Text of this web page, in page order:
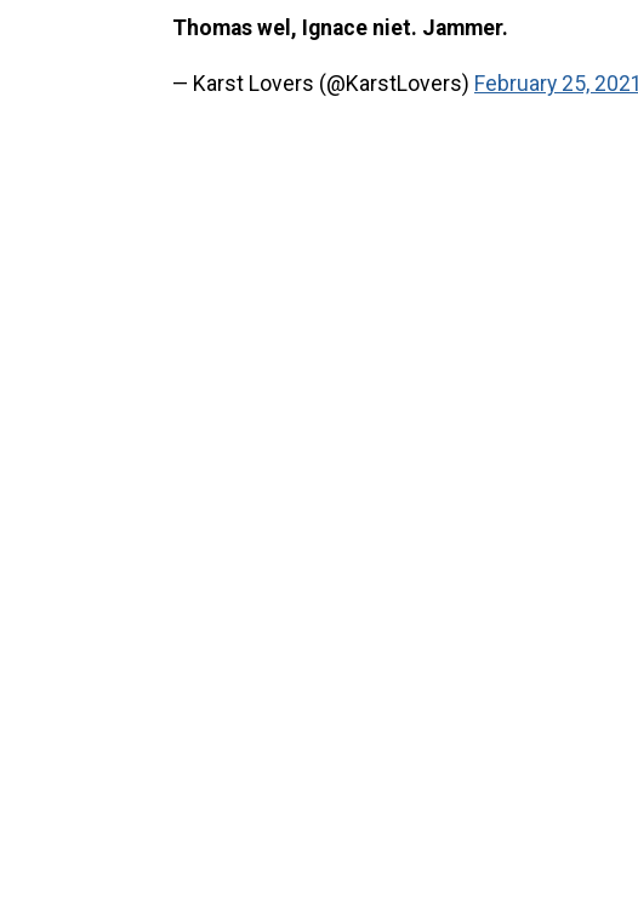
Thomas wel, Ignace niet. Jammer.
— Karst Lovers (@KarstLovers) February 25, 2021